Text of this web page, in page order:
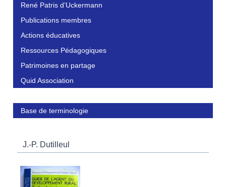
René Patris d’Uckermann
Publications membres
Actions éducatives
Ressources Pédagogiques
Patrimoines en partage
Quid Association
Base de terminologie
J.-P. Dutilleul